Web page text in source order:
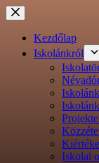
Ugrás
a
tartalomraKezdőlap
Iskolánkról
Iskolai